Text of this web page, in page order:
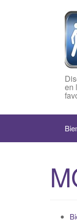
en